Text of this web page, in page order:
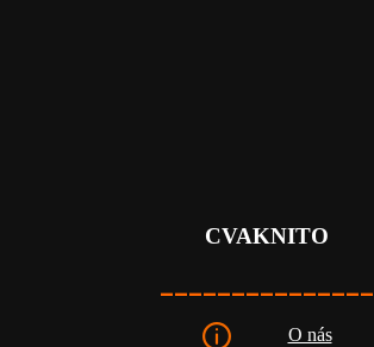
CVAKNITO
_______________
O nás